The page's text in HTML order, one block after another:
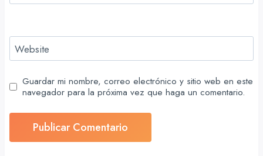
Website
Guardar mi nombre, correo electrónico y sitio web en este
navegador para la próxima vez que haga un comentario.